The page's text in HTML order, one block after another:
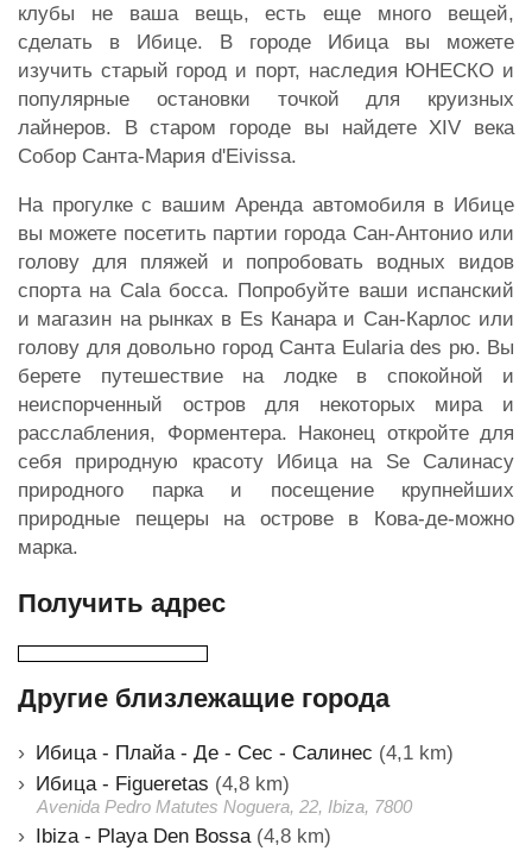
клубы не ваша вещь, есть еще много вещей,
сделать в Ибице. В городе Ибица вы можете
изучить старый город и порт, наследия ЮНЕСКО и
популярные остановки точкой для круизных
лайнеров. В старом городе вы найдете XIV века
Собор Санта-Мария d'Eivissa.
На прогулке с вашим Аренда автомобиля в Ибице
вы можете посетить партии города Сан-Антонио или
голову для пляжей и попробовать водных видов
спорта на Cala босса. Попробуйте ваши испанский
и магазин на рынках в Es Канара и Сан-Карлос или
голову для довольно город Санта Eularia des рю. Вы
берете путешествие на лодке в спокойной и
неиспорченный остров для некоторых мира и
расслабления, Форментера. Наконец откройте для
себя природную красоту Ибица на Se Салинасу
природного парка и посещение крупнейших
природные пещеры на острове в Кова-де-можно
марка.
Получить адрес
Другие близлежащие города
Ибица - Плайа - Де - Сес - Салинес (4,1 km)
Ибица - Figueretas (4,8 km)
Avenida Pedro Matutes Noguera, 22, Ibiza, 7800
Ibiza - Playa Den Bossa (4,8 km)